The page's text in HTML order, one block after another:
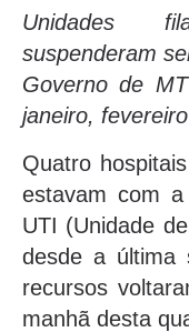
Unidades
suspenderam
Governo de
janeiro,
Quatro
estavam com
UTI (Unidade
desde a última
recursos
manhã desta